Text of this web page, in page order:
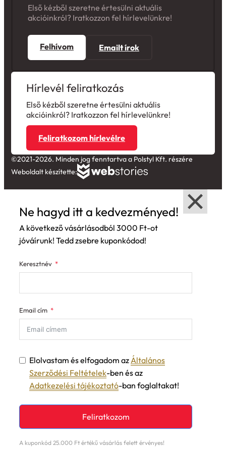
Első kézből szeretne értesülni aktuális
akcióinkról? Iratkozzon fel hírlevelünkre!
Felhívom Emailt írok
Hírlevél feliratkozás
Első kézből szeretne értesülni aktuális
akcióinkról? Iratkozzon fel hírlevelünkre!
Feliratkozom hírlevélre
©2021-2026. Minden jog fenntartva a Polstyl Kft. részére
Weboldalt készítette:
Ne hagyd itt a kedvezményed!
A következő vásárlásodból 3000 Ft-ot
jóváírunk! Tedd zsebre kuponkódod!
Keresztnév
Email cím
Elolvastam és elfogadom azÁltalános
Szerződési Feltételek-ben és az
Adatkezelési tájékoztató-ban foglaltakat!
Feliratkozom
A kuponkód 25.000 Ft értékű vásárlás felett érvényes!